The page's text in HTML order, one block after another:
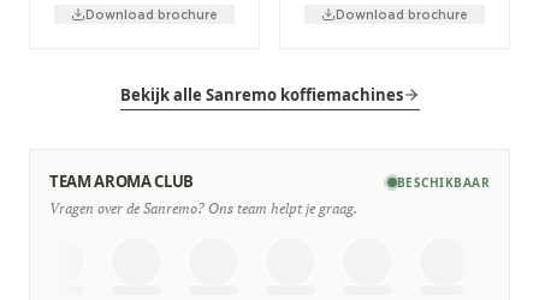
Download brochure Download brochure
Bekijk alle Sanremo koffiemachines
TEAM AROMA CLUB BESCHIKBAAR
Vragen over de Sanremo? Ons team helpt je graag.